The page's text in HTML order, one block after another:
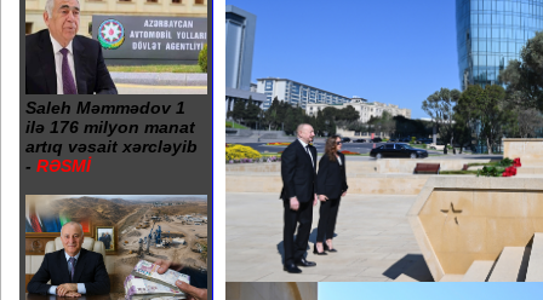
Saleh Məmmədov 1
ilə 176 milyon manat
artıq vəsait xərcləyib
- RƏSMİ